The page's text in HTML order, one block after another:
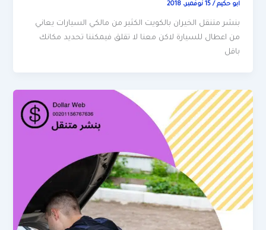
ابو حكيم/15 نوفمبر، 2018
بنشر متنقل الخيران بالكويت الكثير من مالكي السيارات يعاني
من اعطال للسيارة لاكن معنا لا تقلق فيمكننا تحديد مكانك
باقل